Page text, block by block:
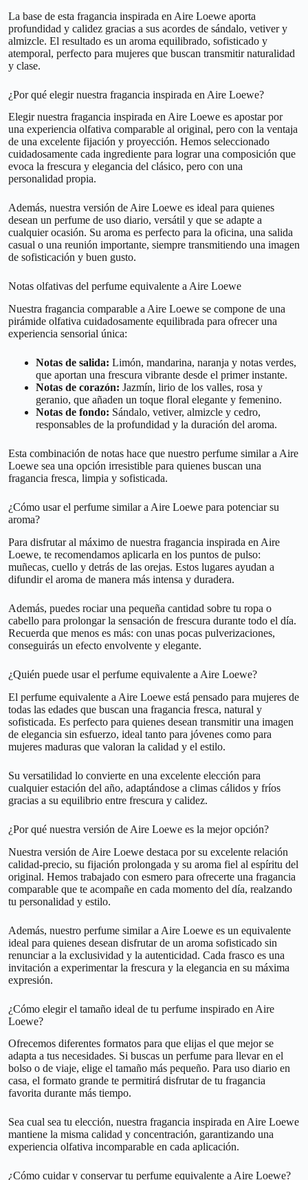
La base de esta fragancia inspirada en Aire Loewe aporta
profundidad y calidez gracias a sus acordes de sándalo, vetiver y
almizcle. El resultado es un aroma equilibrado, sofisticado y
atemporal, perfecto para mujeres que buscan transmitir naturalidad
y clase.
¿Por qué elegir nuestra fragancia inspirada en Aire Loewe?
Elegir nuestra fragancia inspirada en Aire Loewe es apostar por
una experiencia olfativa comparable al original, pero con la ventaja
de una excelente fijación y proyección. Hemos seleccionado
cuidadosamente cada ingrediente para lograr una composición que
evoca la frescura y elegancia del clásico, pero con una
personalidad propia.
Además, nuestra versión de Aire Loewe es ideal para quienes
desean un perfume de uso diario, versátil y que se adapte a
cualquier ocasión. Su aroma es perfecto para la oficina, una salida
casual o una reunión importante, siempre transmitiendo una imagen
de sofisticación y buen gusto.
Notas olfativas del perfume equivalente a Aire Loewe
Nuestra fragancia comparable a Aire Loewe se compone de una
pirámide olfativa cuidadosamente equilibrada para ofrecer una
experiencia sensorial única:
Notas de salida: Limón, mandarina, naranja y notas verdes,
que aportan una frescura vibrante desde el primer instante.
Notas de corazón: Jazmín, lirio de los valles, rosa y
geranio, que añaden un toque floral elegante y femenino.
Notas de fondo: Sándalo, vetiver, almizcle y cedro,
responsables de la profundidad y la duración del aroma.
Esta combinación de notas hace que nuestro perfume similar a Aire
Loewe sea una opción irresistible para quienes buscan una
fragancia fresca, limpia y sofisticada.
¿Cómo usar el perfume similar a Aire Loewe para potenciar su
aroma?
Para disfrutar al máximo de nuestra fragancia inspirada en Aire
Loewe, te recomendamos aplicarla en los puntos de pulso:
muñecas, cuello y detrás de las orejas. Estos lugares ayudan a
difundir el aroma de manera más intensa y duradera.
Además, puedes rociar una pequeña cantidad sobre tu ropa o
cabello para prolongar la sensación de frescura durante todo el día.
Recuerda que menos es más: con unas pocas pulverizaciones,
conseguirás un efecto envolvente y elegante.
¿Quién puede usar el perfume equivalente a Aire Loewe?
El perfume equivalente a Aire Loewe está pensado para mujeres de
todas las edades que buscan una fragancia fresca, natural y
sofisticada. Es perfecto para quienes desean transmitir una imagen
de elegancia sin esfuerzo, ideal tanto para jóvenes como para
mujeres maduras que valoran la calidad y el estilo.
Su versatilidad lo convierte en una excelente elección para
cualquier estación del año, adaptándose a climas cálidos y fríos
gracias a su equilibrio entre frescura y calidez.
¿Por qué nuestra versión de Aire Loewe es la mejor opción?
Nuestra versión de Aire Loewe destaca por su excelente relación
calidad-precio, su fijación prolongada y su aroma fiel al espíritu del
original. Hemos trabajado con esmero para ofrecerte una fragancia
comparable que te acompañe en cada momento del día, realzando
tu personalidad y estilo.
Además, nuestro perfume similar a Aire Loewe es un equivalente
ideal para quienes desean disfrutar de un aroma sofisticado sin
renunciar a la exclusividad y la autenticidad. Cada frasco es una
invitación a experimentar la frescura y la elegancia en su máxima
expresión.
¿Cómo elegir el tamaño ideal de tu perfume inspirado en Aire
Loewe?
Ofrecemos diferentes formatos para que elijas el que mejor se
adapta a tus necesidades. Si buscas un perfume para llevar en el
bolso o de viaje, elige el tamaño más pequeño. Para uso diario en
casa, el formato grande te permitirá disfrutar de tu fragancia
favorita durante más tiempo.
Sea cual sea tu elección, nuestra fragancia inspirada en Aire Loewe
mantiene la misma calidad y concentración, garantizando una
experiencia olfativa incomparable en cada aplicación.
¿Cómo cuidar y conservar tu perfume equivalente a Aire Loewe?